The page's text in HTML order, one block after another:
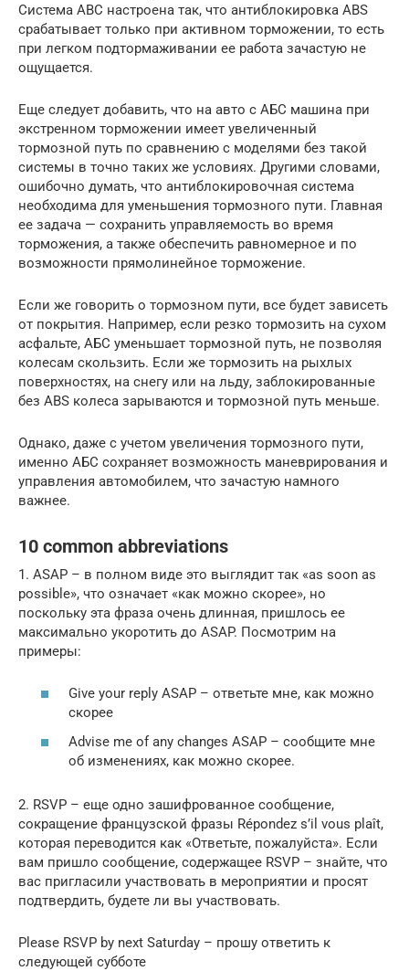
Система ABC настроена так, что антиблокировка ABS
срабатывает только при активном торможении, то есть
при легком подтормаживании ее работа зачастую не
ощущается.
Еще следует добавить, что на авто с АБС машина при
экстренном торможении имеет увеличенный
тормозной путь по сравнению с моделями без такой
системы в точно таких же условиях. Другими словами,
ошибочно думать, что антиблокировочная система
необходима для уменьшения тормозного пути. Главная
ее задача — сохранить управляемость во время
торможения, а также обеспечить равномерное и по
возможности прямолинейное торможение.
Если же говорить о тормозном пути, все будет зависеть
от покрытия. Например, если резко тормозить на сухом
асфальте, АБС уменьшает тормозной путь, не позволяя
колесам скользить. Если же тормозить на рыхлых
поверхностях, на снегу или на льду, заблокированные
без ABS колеса зарываются и тормозной путь меньше.
Однако, даже с учетом увеличения тормозного пути,
именно АБС сохраняет возможность маневрирования и
управления автомобилем, что зачастую намного
важнее.
10 common abbreviations
1. ASAP – в полном виде это выглядит так «as soon as
possible», что означает «как можно скорее», но
поскольку эта фраза очень длинная, пришлось ее
максимально укоротить до ASAP. Посмотрим на
примеры:
Give your reply ASAP – ответьте мне, как можно
скорее
Advise me of any changes ASAP – сообщите мне
об изменениях, как можно скорее.
2. RSVP – еще одно зашифрованное сообщение,
сокращение французской фразы Répondez s’il vous plaît,
которая переводится как «Ответьте, пожалуйста». Если
вам пришло сообщение, содержащее RSVP – знайте, что
вас пригласили участвовать в мероприятии и просят
подтвердить, будете ли вы участвовать.
Please RSVP by next Saturday – прошу ответить к
следующей субботе